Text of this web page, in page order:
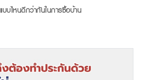
ผ่อนไปเรื่อย ๆ กับรีบโปะ แบบไหนดีกว่ากันในการซื้อบ้าน